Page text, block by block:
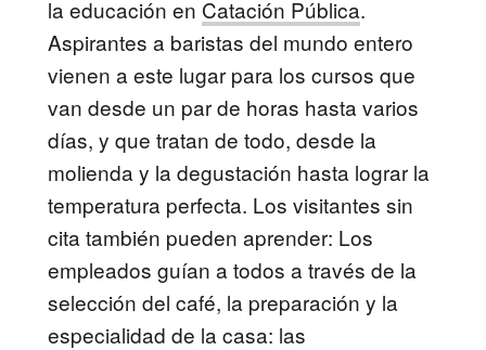
la educación en Catación Pública.
Aspirantes a baristas del mundo entero
vienen a este lugar para los cursos que
van desde un par de horas hasta varios
días, y que tratan de todo, desde la
molienda y la degustación hasta lograr la
temperatura perfecta. Los visitantes sin
cita también pueden aprender: Los
empleados guían a todos a través de la
selección del café, la preparación y la
especialidad de la casa: las